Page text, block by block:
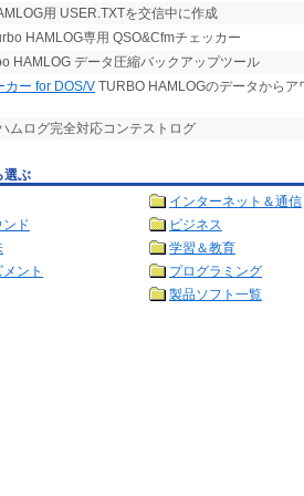
用 USER.TXTを交信中に作成
HAMLOG専用 QSO&Cfmチェッカー
HAMLOG データ圧縮バックアップツール
カー for DOS/V TURBO HAMLOGのデータから
ムログ完全対応コンテストログ
選ぶ
インターネット＆通信
ド
ビジネス
学習＆教育
ント
プログラミング
製品ソフト一覧